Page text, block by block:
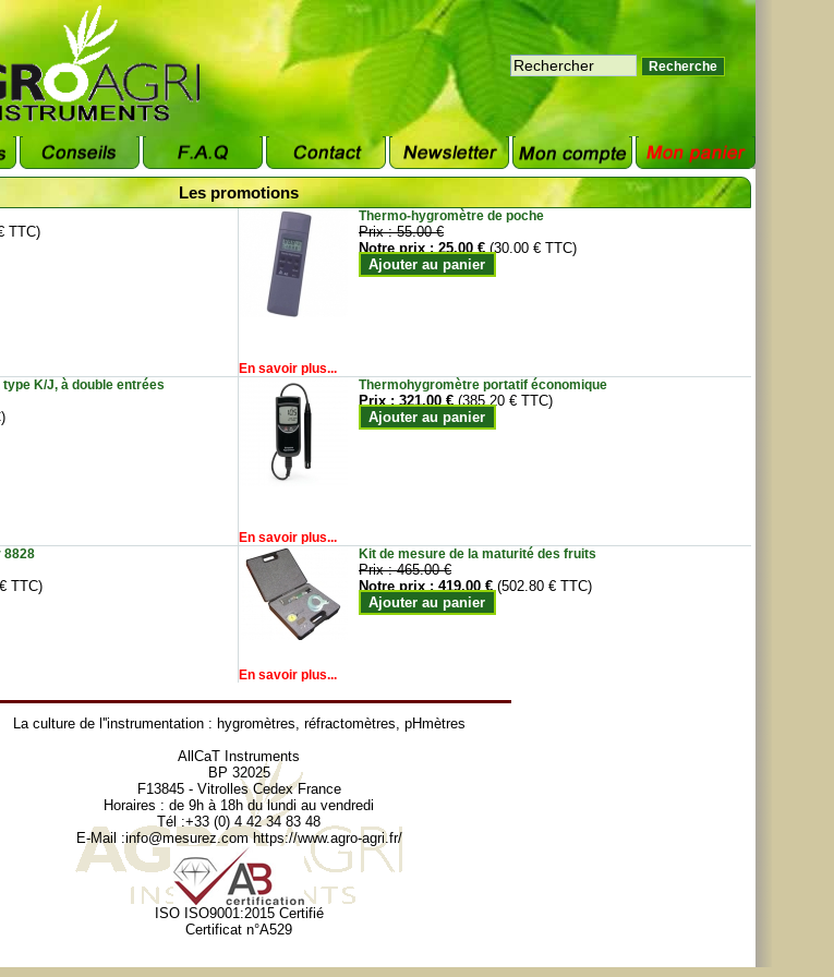
Les promotions
TTC)
Thermo-hygromètre de poche
Prix :55.00 €
Notre prix :25.00 € (30.00 € TTC)
Ajouter au panier
En savoir plus...
K/J, à double entrées
Thermohygromètre portatif économique
Prix :321.00 € (385.20 € TTC)
Ajouter au panier
En savoir plus...
8828
TTC)
Kit de mesure de la maturité des fruits
Prix :465.00 €
Notre prix :419.00 € (502.80 € TTC)
Ajouter au panier
En savoir plus...
La culture de l''instrumentation : hygromètres, réfractomètres, pHmètres
AllCaT Instruments
BP 32025
F13845 - Vitrolles Cedex France
Horaires : de 9h à 18h du lundi au vendredi
Tél :+33 (0) 4 42 34 83 48
E-Mail :info@mesurez.com https://www.agro-agri.fr/
ISO ISO9001:2015 Certifié
Certificat n°A529